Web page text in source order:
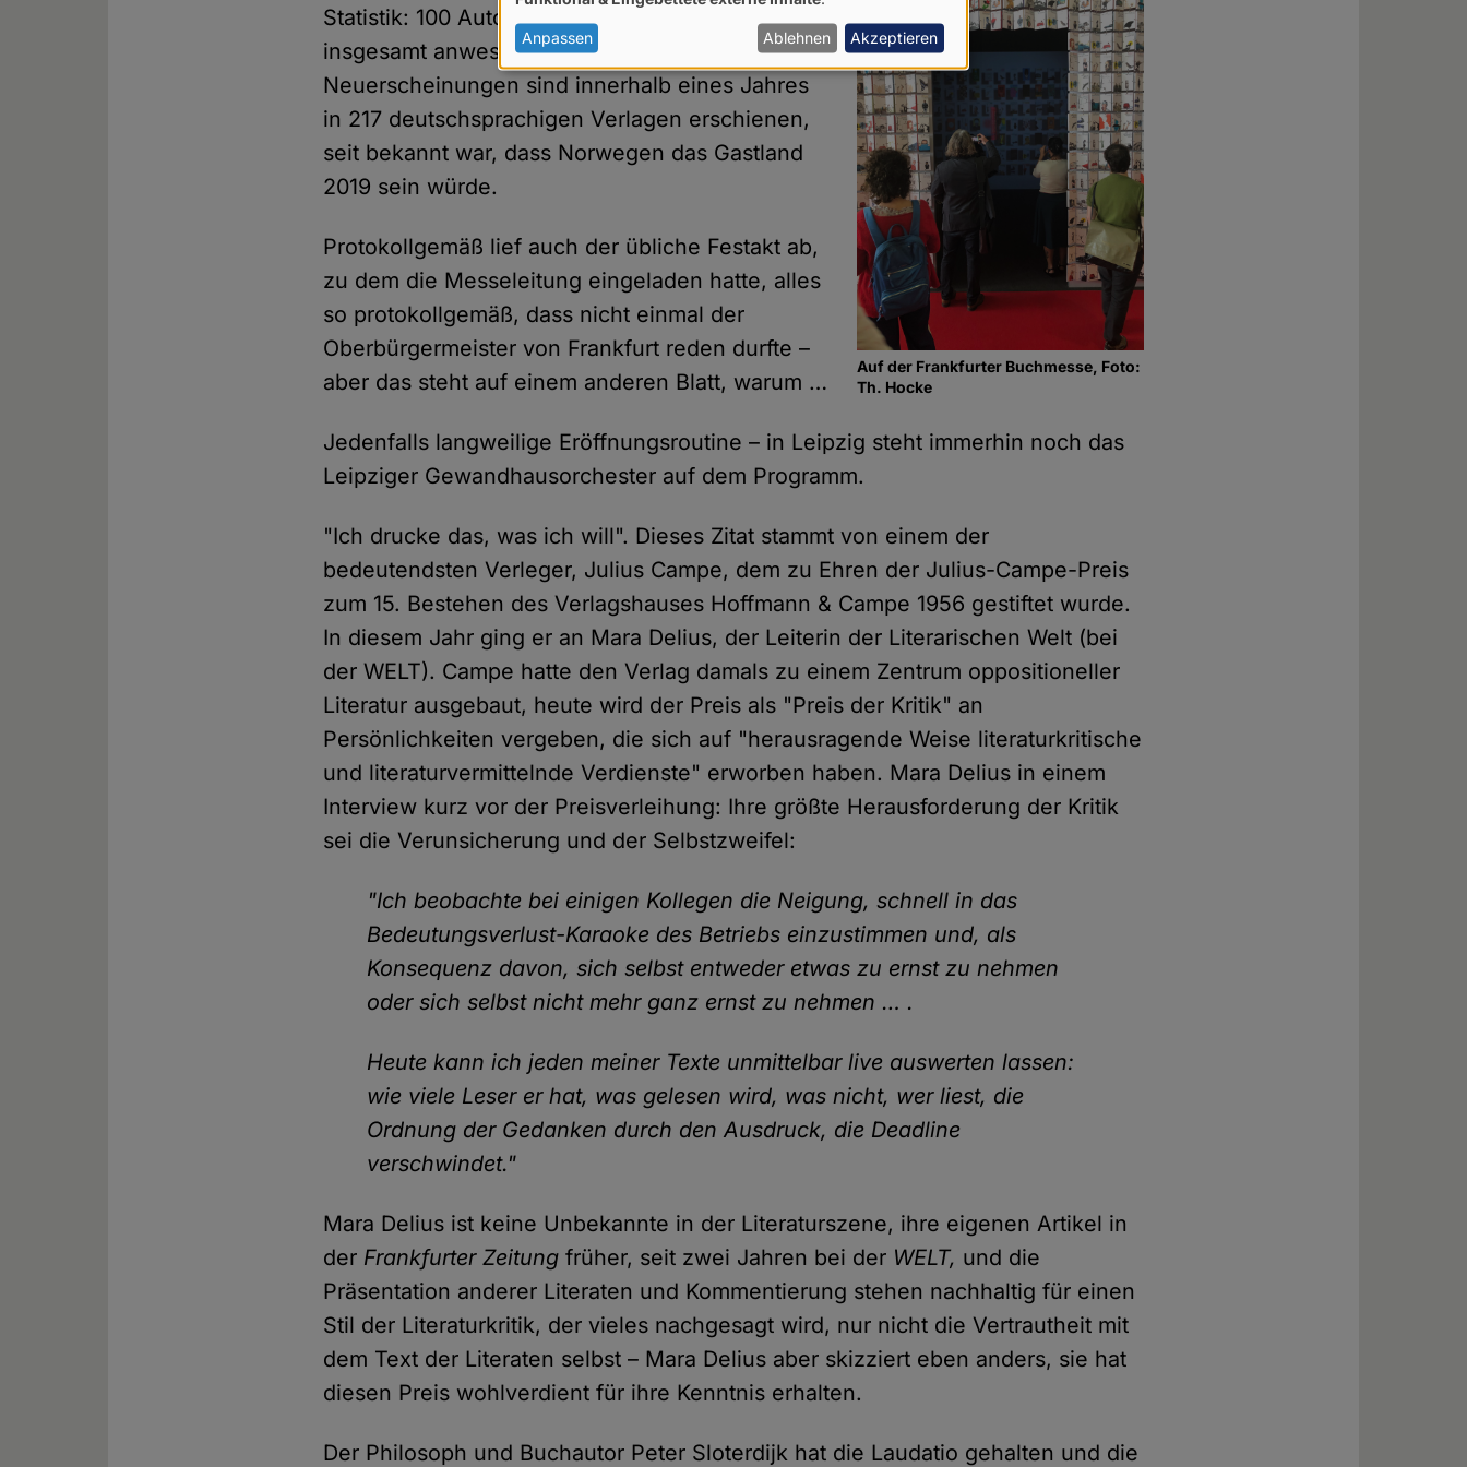
Auf der Frankfurter Buchmesse, Foto:
Th. Hocke
Statistik: 100 Autoren aus Norwegen waren
insgesamt anwesend – über 500
Neuerscheinungen sind innerhalb eines Jahres
in 217 deutschsprachigen Verlagen erschienen,
seit bekannt war, dass Norwegen das Gastland
2019 sein würde.
Protokollgemäß lief auch der übliche Festakt ab,
zu dem die Messeleitung eingeladen hatte, alles
so protokollgemäß, dass nicht einmal der
Oberbürgermeister von Frankfurt reden durfte –
aber das steht auf einem anderen Blatt, warum …
Jedenfalls langweilige Eröffnungsroutine – in Leipzig steht immerhin noch das
Leipziger Gewandhausorchester auf dem Programm.
"Ich drucke das, was ich will". Dieses Zitat stammt von einem der
bedeutendsten Verleger, Julius Campe, dem zu Ehren der Julius-Campe-Preis
zum 15. Bestehen des Verlagshauses Hoffmann & Campe 1956 gestiftet wurde.
In diesem Jahr ging er an Mara Delius, der Leiterin der Literarischen Welt (bei
der WELT). Campe hatte den Verlag damals zu einem Zentrum oppositioneller
Literatur ausgebaut, heute wird der Preis als "Preis der Kritik" an
Persönlichkeiten vergeben, die sich auf "herausragende Weise literaturkritische
und literaturvermittelnde Verdienste" erworben haben. Mara Delius in einem
Interview kurz vor der Preisverleihung: Ihre größte Herausforderung der Kritik
sei die Verunsicherung und der Selbstzweifel:
"Ich beobachte bei einigen Kollegen die Neigung, schnell in das
Bedeutungsverlust-Karaoke des Betriebs einzustimmen und, als
Konsequenz davon, sich selbst entweder etwas zu ernst zu nehmen
oder sich selbst nicht mehr ganz ernst zu nehmen … .
Heute kann ich jeden meiner Texte unmittelbar live auswerten lassen:
wie viele Leser er hat, was gelesen wird, was nicht, wer liest, die
Ordnung der Gedanken durch den Ausdruck, die Deadline
verschwindet."
Mara Delius ist keine Unbekannte in der Literaturszene, ihre eigenen Artikel in
der Frankfurter Zeitung früher, seit zwei Jahren bei der WELT, und die
Präsentation anderer Literaten und Kommentierung stehen nachhaltig für einen
Stil der Literaturkritik, der vieles nachgesagt wird, nur nicht die Vertrautheit mit
dem Text der Literaten selbst – Mara Delius aber skizziert eben anders, sie hat
diesen Preis wohlverdient für ihre Kenntnis erhalten.
Der Philosoph und Buchautor Peter Sloterdijk hat die Laudatio gehalten und die
von
personenbezogenen
Daten
und
Cookies
Anpassen Ablehnen Akzeptieren